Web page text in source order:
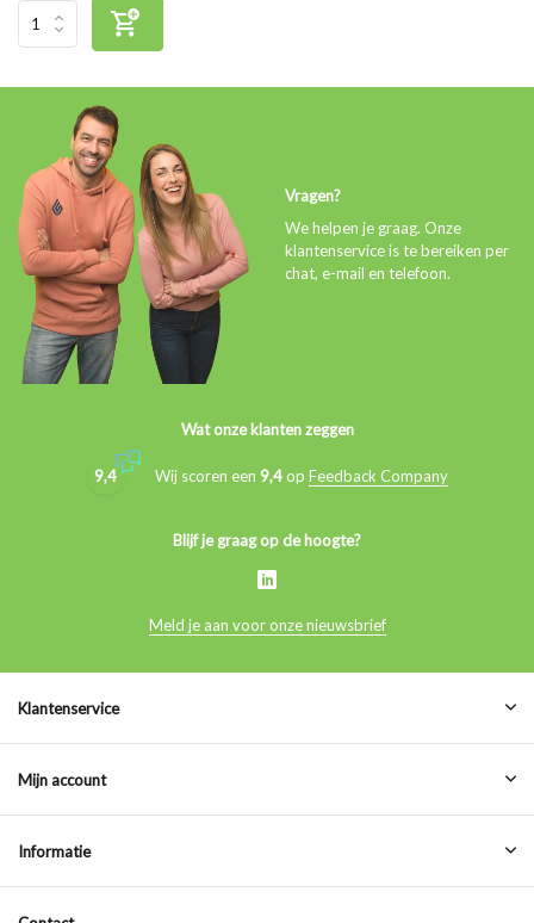
Vragen?
We helpen je graag. Onze
klantenservice is te bereiken per
chat, e-mail en telefoon.
Wat onze klanten zeggen
9,4 Wij scoren een 9,4op Feedback Company
Blijf je graag op de hoogte?
Meld je aan voor onze nieuwsbrief
Klantenservice
Mijn account
Informatie